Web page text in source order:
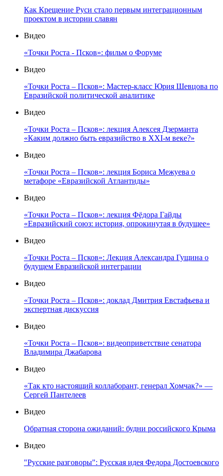
Как Крещение Руси стало первым интеграционным
проектом в истории славян
Видео
«Точки Роста - Псков»: фильм о Форуме
Видео
«Точки Роста – Псков»: Мастер-класс Юрия Шевцова по
Евразийской политической аналитике
Видео
«Точки Роста – Псков»: лекция Алексея Дзерманта
«Каким должно быть евразийство в XXI-м веке?»
Видео
«Точки Роста – Псков»: лекция Бориса Межуева о
метафоре «Евразийской Атлантиды»
Видео
«Точки Роста – Псков»: лекция Фёдора Гайды
«Евразийский союз: история, опрокинутая в будущее»
Видео
«Точки Роста – Псков»: Лекция Александра Гущина о
будущем Евразийской интеграции
Видео
«Точки Роста – Псков»: доклад Дмитрия Евстафьева и
экспертная дискуссия
Видео
«Точки Роста – Псков»: видеоприветствие сенатора
Владимира Джабарова
Видео
«Так кто настоящий коллаборант, генерал Хомчак?» —
Сергей Пантелеев
Видео
Обратная сторона ожиданий: будни российского Крыма
Видео
"Русские разговоры": Русская идея Федора Достоевского